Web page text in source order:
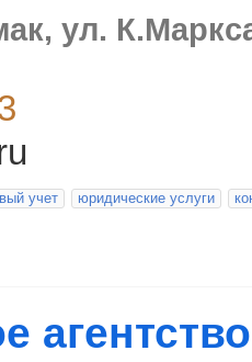
ул.
учет юридические услуги